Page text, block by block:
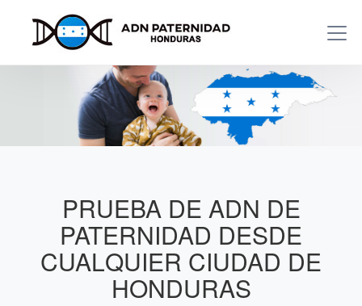
PRUEBA DE ADN DE
PATERNIDAD DESDE
CUALQUIER CIUDAD DE
HONDURAS